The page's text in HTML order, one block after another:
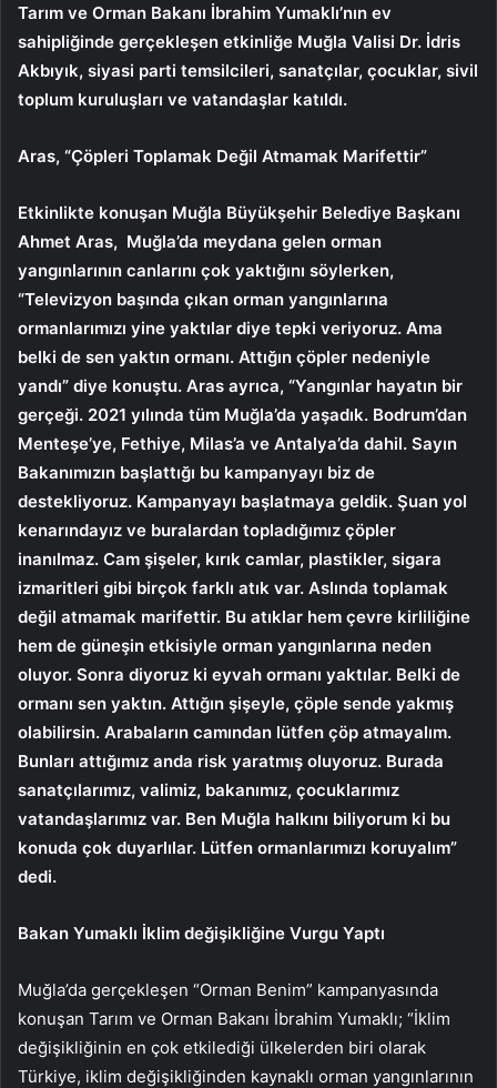
Tarım ve Orman Bakanı İbrahim Yumaklı’nın ev
sahipliğinde gerçekleşen etkinliğe Muğla Valisi Dr. İdris
Akbıyık, siyasi parti temsilcileri, sanatçılar, çocuklar, sivil
toplum kuruluşları ve vatandaşlar katıldı.
Aras, “Çöpleri Toplamak Değil Atmamak Marifettir”
Etkinlikte konuşan Muğla Büyükşehir Belediye Başkanı
Ahmet Aras, Muğla’da meydana gelen orman
yangınlarının canlarını çok yaktığını söylerken,
“Televizyon başında çıkan orman yangınlarına
ormanlarımızı yine yaktılar diye tepki veriyoruz. Ama
belki de sen yaktın ormanı. Attığın çöpler nedeniyle
yandı” diye konuştu. Aras ayrıca, “Yangınlar hayatın bir
gerçeği. 2021 yılında tüm Muğla’da yaşadık. Bodrum’dan
Menteşe’ye, Fethiye, Milas’a ve Antalya’da dahil. Sayın
Bakanımızın başlattığı bu kampanyayı biz de
destekliyoruz. Kampanyayı başlatmaya geldik. Şuan yol
kenarındayız ve buralardan topladığımız çöpler
inanılmaz. Cam şişeler, kırık camlar, plastikler, sigara
izmaritleri gibi birçok farklı atık var. Aslında toplamak
değil atmamak marifettir. Bu atıklar hem çevre kirliliğine
hem de güneşin etkisiyle orman yangınlarına neden
oluyor. Sonra diyoruz ki eyvah ormanı yaktılar. Belki de
ormanı sen yaktın. Attığın şişeyle, çöple sende yakmış
olabilirsin. Arabaların camından lütfen çöp atmayalım.
Bunları attığımız anda risk yaratmış oluyoruz. Burada
sanatçılarımız, valimiz, bakanımız, çocuklarımız
vatandaşlarımız var. Ben Muğla halkını biliyorum ki bu
konuda çok duyarlılar. Lütfen ormanlarımızı koruyalım”
dedi.
Bakan Yumaklı İklim değişikliğine Vurgu Yaptı
Muğla’da gerçekleşen “Orman Benim” kampanyasında
konuşan Tarım ve Orman Bakanı İbrahim Yumaklı; “İklim
değişikliğinin en çok etkilediği ülkelerden biri olarak
Türkiye, iklim değişikliğinden kaynaklı orman yangınlarının